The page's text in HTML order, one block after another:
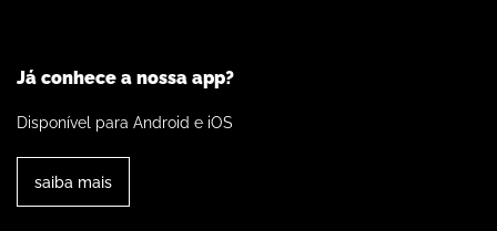
Já conhece a nossa app?
Disponível para Android e iOS
saiba mais